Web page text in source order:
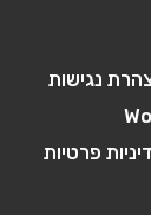
נגישות
פרטיות